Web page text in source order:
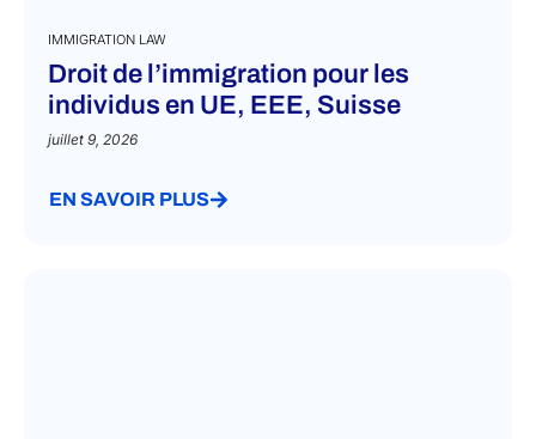
IMMIGRATION LAW
Droit de l’immigration pour les
individus en UE, EEE, Suisse
juillet 9, 2026
EN SAVOIR PLUS